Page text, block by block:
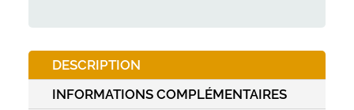
cm
DESCRIPTION
INFORMATIONS COMPLÉMENTAIRES